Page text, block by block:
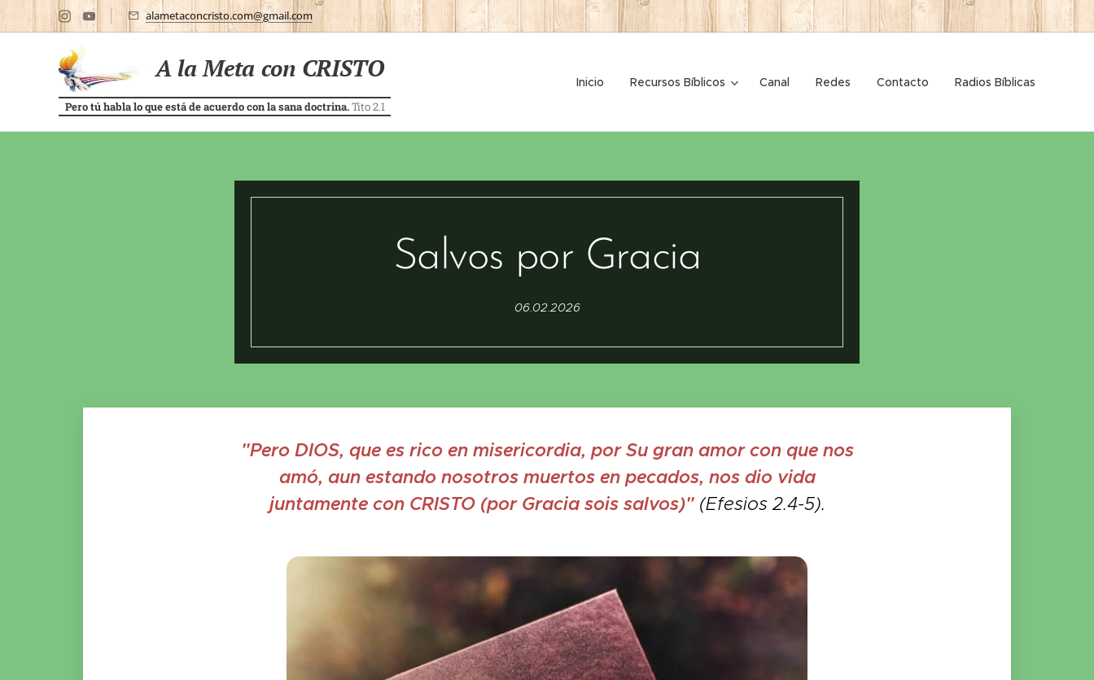
alametaconcristo.com@gmail.com
A la Meta con CRISTO
Pero tú habla lo que está de acuerdo con la sana doctrina.Tito 2.1
Inicio Recursos Bíblicos Canal Redes Contacto Radios Bíblicas
Salvos por Gracia
06.02.2026
"Pero DIOS, que es rico en misericordia, por Su gran amor con que nos
amó, aun estando nosotros muertos en pecados, nos dio vida
juntamente con CRISTO (por Gracia sois salvos)"(Efesios 2.4-5).